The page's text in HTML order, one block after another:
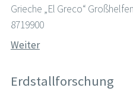
Grieche „El Greco“
8719900
Weiter
Erdstallforschung